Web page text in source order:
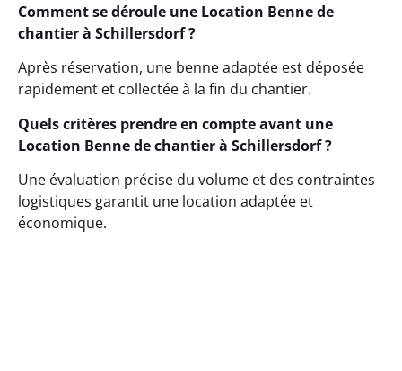
Comment se déroule une Location Benne de
chantier à Schillersdorf ?
Après réservation, une benne adaptée est déposée
rapidement et collectée à la fin du chantier.
Quels critères prendre en compte avant une
Location Benne de chantier à Schillersdorf ?
Une évaluation précise du volume et des contraintes
logistiques garantit une location adaptée et
économique.